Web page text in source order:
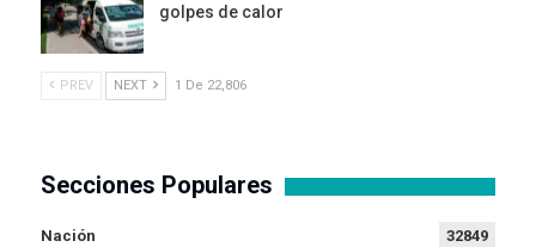
golpes de calor
PREV NEXT 1 De 22,806
Secciones Populares
Nación 32849